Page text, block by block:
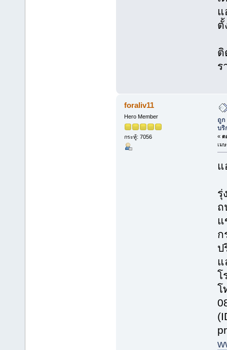
แ
ตั้
ติ
ร
foraliv11
Hero Member
กระทู้: 7056
ถูก
บริ
« ต
เม
แ
รุ่
ถ
แ
ก
ป
แ
โ
โ